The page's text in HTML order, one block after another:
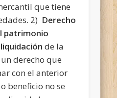
que tiene
2) Derecho
patrimonio
de la
derecho que
con el anterior
beneficio no se